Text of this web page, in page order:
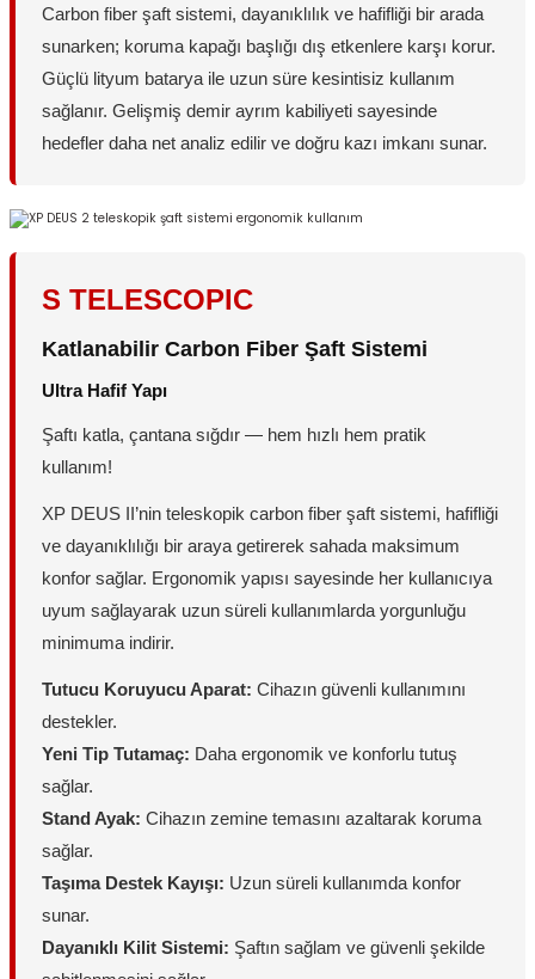
Carbon fiber şaft sistemi, dayanıklılık ve hafifliği bir arada
sunarken; koruma kapağı başlığı dış etkenlere karşı korur.
Güçlü lityum batarya ile uzun süre kesintisiz kullanım
sağlanır. Gelişmiş demir ayrım kabiliyeti sayesinde
hedefler daha net analiz edilir ve doğru kazı imkanı sunar.
S TELESCOPIC
Katlanabilir Carbon Fiber Şaft Sistemi
Ultra Hafif Yapı
Şaftı katla, çantana sığdır — hem hızlı hem pratik
kullanım!
XP DEUS II’nin teleskopik carbon fiber şaft sistemi, hafifliği
ve dayanıklılığı bir araya getirerek sahada maksimum
konfor sağlar. Ergonomik yapısı sayesinde her kullanıcıya
uyum sağlayarak uzun süreli kullanımlarda yorgunluğu
minimuma indirir.
Tutucu Koruyucu Aparat: Cihazın güvenli kullanımını
destekler.
Yeni Tip Tutamaç: Daha ergonomik ve konforlu tutuş
sağlar.
Stand Ayak: Cihazın zemine temasını azaltarak koruma
sağlar.
Taşıma Destek Kayışı: Uzun süreli kullanımda konfor
sunar.
Dayanıklı Kilit Sistemi: Şaftın sağlam ve güvenli şekilde